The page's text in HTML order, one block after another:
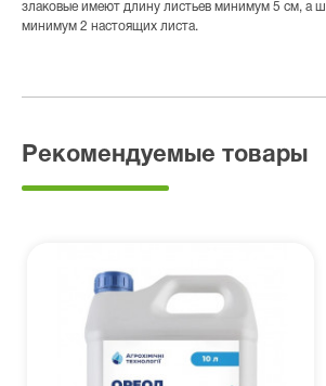
злаковые имеют длину листьев минимум 5 см, а
минимум 2 настоящих листа.
Рекомендуемые товары